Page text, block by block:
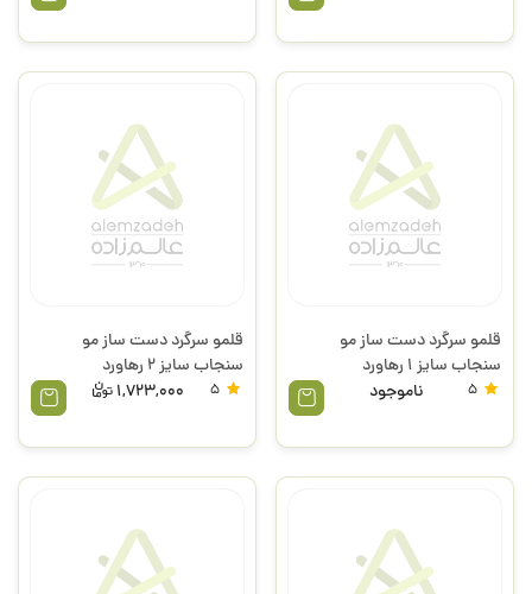
قلمو سرگرد دست ساز مو
سنجاب سایز 1 رهاورد
ناموجود
قلمو سرگرد دست ساز مو
سنجاب سایز 2 رهاورد
1,723,000